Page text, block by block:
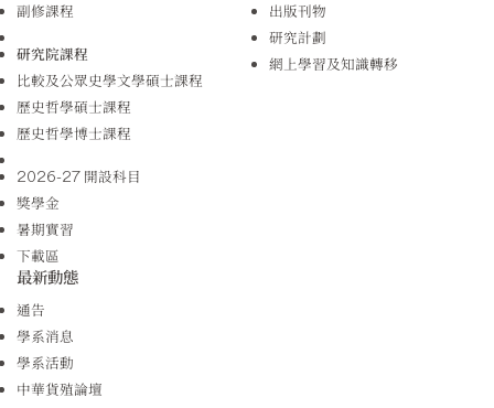
副修課程
研究院課程
比較及公眾史學文學碩士課程
歷史哲學碩士課程
歷史哲學博士課程
2026-27 開設科目
獎學金
暑期實習
下載區
出版刊物
研究計劃
網上學習及知識轉移
最新動態
通告
學系消息
學系活動
中華貨殖論壇